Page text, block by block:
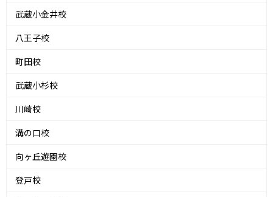
武蔵小金井校
八王子校
町田校
武蔵小杉校
川崎校
溝の口校
向ヶ丘遊園校
登戸校